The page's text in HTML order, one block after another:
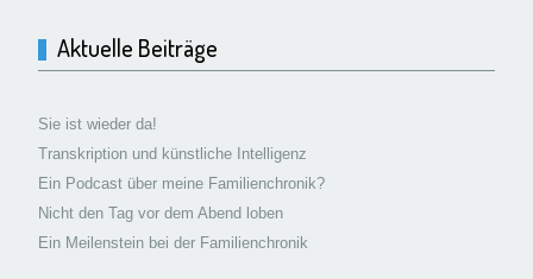
Aktuelle Beiträge
Sie ist wieder da!
Transkription und künstliche Intelligenz
Ein Podcast über meine Familienchronik?
Nicht den Tag vor dem Abend loben
Ein Meilenstein bei der Familienchronik